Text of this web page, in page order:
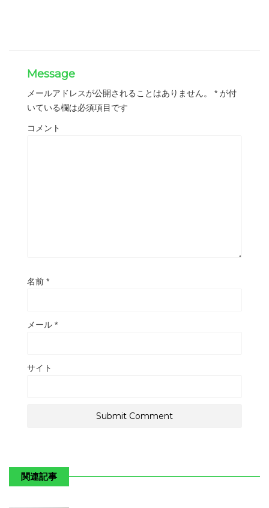
Message
メールアドレスが公開されることはありません。 * が付
いている欄は必須項目です
コメント
名前 *
メール *
サイト
関連記事